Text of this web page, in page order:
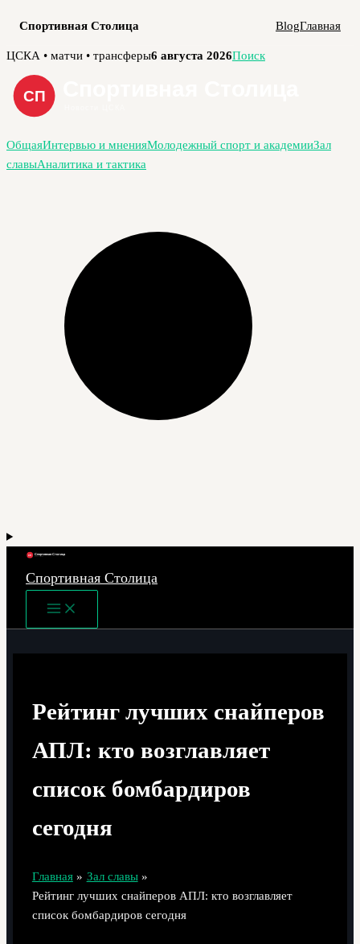
Спортивная Столица BlogГлавная
Перейти
содержимому
ЦСКА • матчи • трансферы6 августа 2026Поиск
ОбщаяИнтервью и мненияМолодежный спорт и академииЗал
славыАналитика и тактика
Спортивная Столица
Main
Menu
Рейтинг лучших снайперов
АПЛ: кто возглавляет
список бомбардиров
сегодня
Главная
Зал славы
Рейтинг лучших снайперов АПЛ: кто возглавляет
список бомбардиров сегодня